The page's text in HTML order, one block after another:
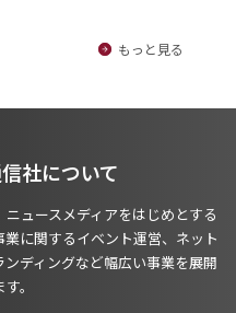
もっと見る
社について
ュースメディアをはじめとする
に関するイベント運営、ネット
ディングなど幅広い事業を展開
。